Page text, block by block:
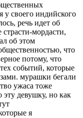
у своего индийского
речь идет об
мордасти,
об этом
что
потому, что
событий, которые
мурашки бегали
ужаса тоже
эту девушку, но как
я